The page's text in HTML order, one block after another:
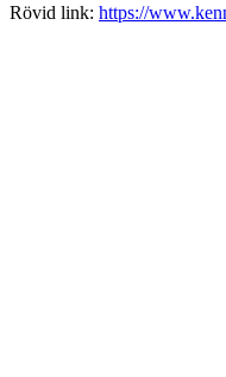
Rövid link: https://